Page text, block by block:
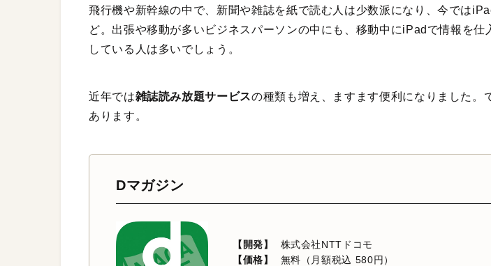
飛行機や新幹線の中で、新聞や雑誌を紙で読む人は少数派になり、今では
ど。出張や移動が多いビジネスパーソンの中にも、移動中にiPadで情報を仕
している人は多いでしょう。
近年では雑誌読み放題サービスの種類も増え、ますます便利になりました。
あります。
Dマガジン
【開発】
株式会社NTTドコモ
【価格】
無料（月額税込 580円）